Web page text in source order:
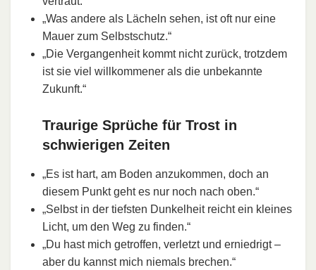
„Was andere als Lächeln sehen, ist oft nur eine
Mauer zum Selbstschutz.“
„Die Vergangenheit kommt nicht zurück, trotzdem
ist sie viel willkommener als die unbekannte
Zukunft.“
Traurige Sprüche für Trost in
schwierigen Zeiten
„Es ist hart, am Boden anzukommen, doch an
diesem Punkt geht es nur noch nach oben.“
„Selbst in der tiefsten Dunkelheit reicht ein kleines
Licht, um den Weg zu finden.“
„Du hast mich getroffen, verletzt und erniedrigt –
aber du kannst mich niemals brechen.“